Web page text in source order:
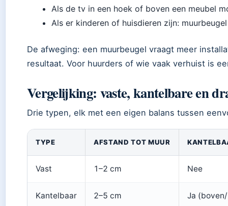
Als de tv in een hoek of boven een meubel
Als er kinderen of huisdieren zijn:
De afweging: een muurbeugel vraagt meer
resultaat. Voor huurders of wie vaak verhuist is
Vergelijking: vaste, kantelbare en
Drie typen, elk met een eigen balans tussen
TYPE AFSTAND TOT MUUR
Vast 1–2 cm Nee
Kantelbaar 2–5 cm Ja